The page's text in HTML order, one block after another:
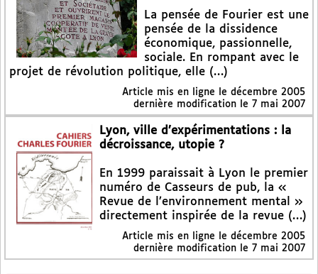
La pensée de Fourier est une
pensée de la dissidence
économique, passionnelle,
sociale. En rompant avec le
projet de révolution politique, elle (…)
Article mis en ligne le décembre 2005
dernière modification le 7 mai 2007
Lyon, ville d’expérimentations : la
décroissance, utopie ?
En 1999 paraissait à Lyon le premier
numéro de Casseurs de pub, la «
Revue de l’environnement mental »
directement inspirée de la revue (…)
Article mis en ligne le décembre 2005
dernière modification le 7 mai 2007